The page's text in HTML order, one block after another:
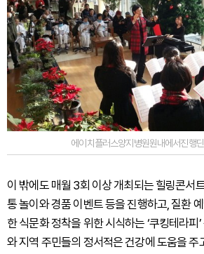
에이치플러스양지병원원내에서진행
이 밖에도 매월 3회 이상 개최되는 힐링콘서
통 놀이와 경품 이벤트 등을 진행하고, 질환
한 식문화 정착을 위한 시식하는 ‘쿠킹테라피
와 지역 주민들의 정서적은 건강에 도움을 주